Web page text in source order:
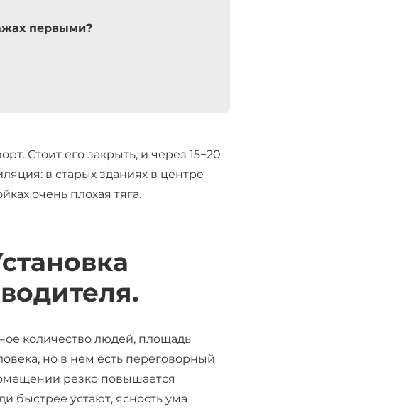
первыми?
Стоит его закрыть, и через 15−20
в старых зданиях в центре
очень плохая тяга.
количество людей, площадь
но в нем есть переговорный
резко повышается
быстрее устают, ясность ума